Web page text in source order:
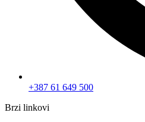
+387 61 649 500
Brzi linkovi